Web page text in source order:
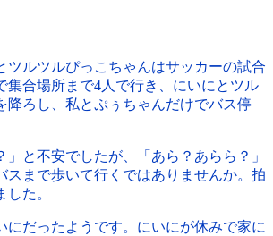
ツルツルぴっこちゃんはサッカーの試合
集合場所まで4人で行き、にいにとツル
降ろし、私とぷぅちゃんだけでバス停
」と不安でしたが、「あら？あらら？」
スまで歩いて行くではありませんか。拍
た。
にだったようです。にいにが休みで家に